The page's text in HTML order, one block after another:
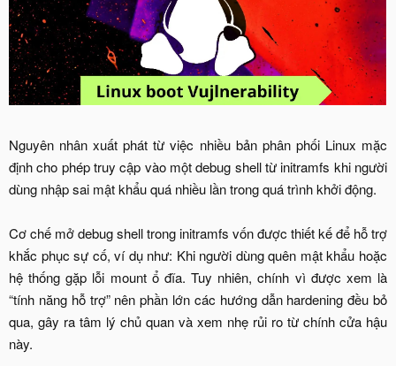
Nguyên nhân xuất phát từ việc nhiều bản phân phối Linux mặc
định cho phép truy cập vào một debug shell từ initramfs khi người
dùng nhập sai mật khẩu quá nhiều lần trong quá trình khởi động.
Cơ chế mở debug shell trong initramfs vốn được thiết kế để hỗ trợ
khắc phục sự cố, ví dụ như: Khi người dùng quên mật khẩu hoặc
hệ thống gặp lỗi mount ổ đĩa. Tuy nhiên, chính vì được xem là
“tính năng hỗ trợ” nên phần lớn các hướng dẫn hardening đều bỏ
qua, gây ra tâm lý chủ quan và xem nhẹ rủi ro từ chính cửa hậu
này.